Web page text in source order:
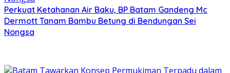
Perkuat Ketahanan Air Baku, BP Batam Gandeng Mc
Dermott Tanam Bambu Betung di Bendungan Sei
Nongsa